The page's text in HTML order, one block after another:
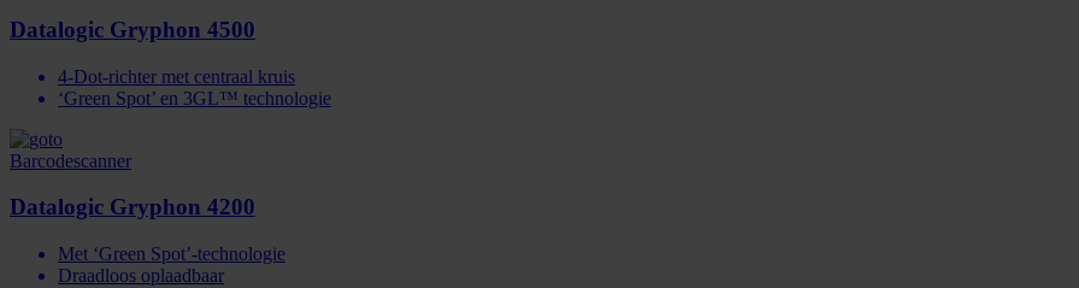
Datalogic Gryphon 4500
4-Dot-richter met centraal kruis
‘Green Spot’ en 3GL™ technologie
Barcodescanner
Datalogic Gryphon 4200
Met ‘Green Spot’-technologie
Draadloos oplaadbaar